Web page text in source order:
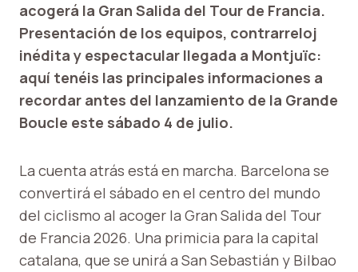
acogerá la Gran Salida del Tour de Francia.
Presentación de los equipos, contrarreloj
inédita y espectacular llegada a Montjuïc:
aquí tenéis las principales informaciones a
recordar antes del lanzamiento de la Grande
Boucle este sábado 4 de julio.
La cuenta atrás está en marcha. Barcelona se
convertirá el sábado en el centro del mundo
del ciclismo al acoger la Gran Salida del Tour
de Francia 2026. Una primicia para la capital
catalana, que se unirá a San Sebastián y Bilbao